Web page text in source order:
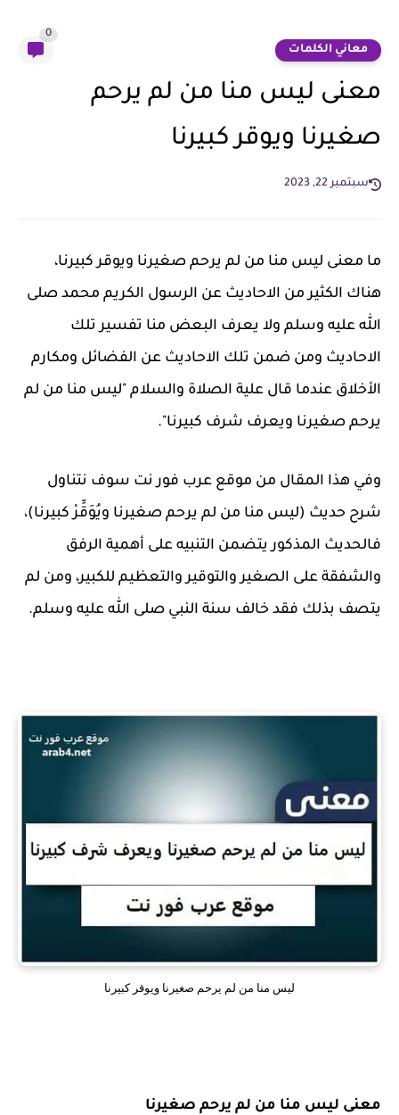
معاني الكلمات
0
معنى ليس منا من لم يرحم
صغيرنا ويوقر كبيرنا
سبتمبر 22, 2023
ما معنى ليس منا من لم يرحم صغيرنا ويوقر كبيرنا،
هناك الكثير من الاحاديث عن الرسول الكريم محمد صلى
الله عليه وسلم ولا يعرف البعض منا تفسير تلك
الاحاديث ومن ضمن تلك الاحاديث عن الفضائل ومكارم
الأخلاق عندما قال علية الصلاة والسلام "ليس منا من لم
يرحم صغيرنا ويعرف شرف كبيرنا".
وفي هذا المقال من موقع عرب فور نت سوف نتناول
شرح حديث (ليس منا من لم يرحم صغيرنا ويُوَقِّرْ كبيرنا)،
فالحديث المذكور يتضمن التنبيه على أهمية الرفق
والشفقة على الصغير والتوقير والتعظيم للكبير، ومن لم
يتصف بذلك فقد خالف سنة النبي صلى الله عليه وسلم.
ليس منا من لم يرحم صغيرنا ويوقر كبيرنا
معنى ليس منا من لم يرحم صغيرنا